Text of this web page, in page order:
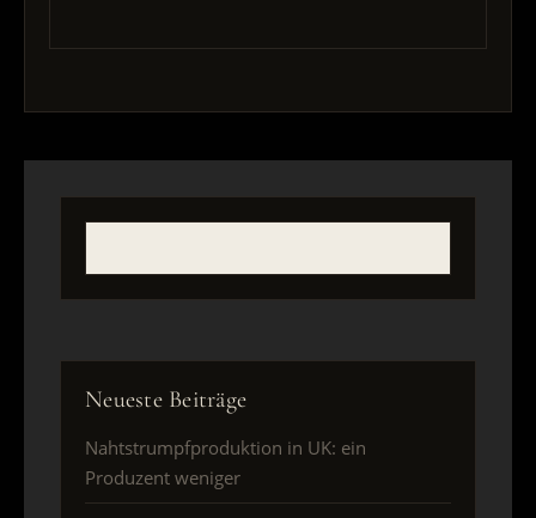
Neueste Beiträge
Nahtstrumpfproduktion in UK: ein
Produzent weniger